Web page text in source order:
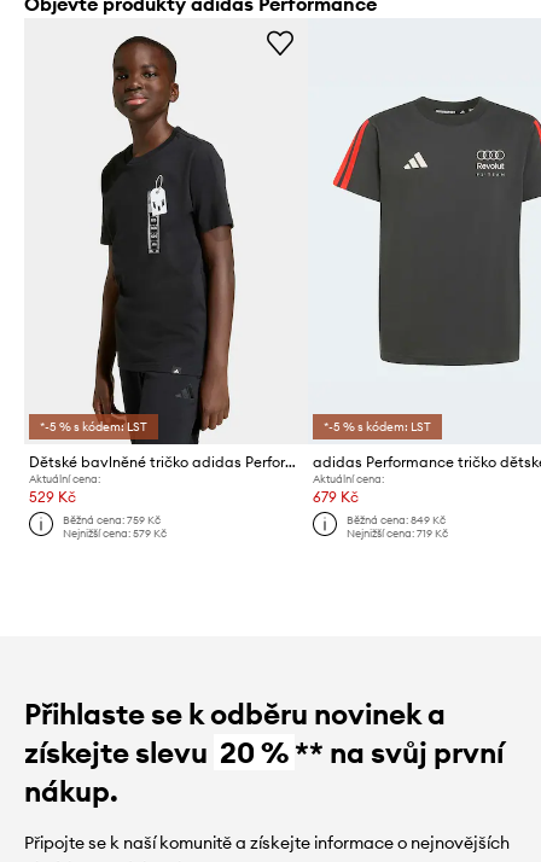
*-5 % s kódem: LST
Dětské bavlněné tričko adidas Performance MESSI
Aktuální cena:
529 Kč
Běžná cena:759 Kč
Nejnižší cena:579 Kč
*-5 % s kódem: LST
Aktuální cena:
679 Kč
Běžná cena: 849 Kč
Nejnižší cena: 719 Kč
Přihlaste se k odběru novinek a
získejte slevu 20 %** na svůj první
nákup.
Připojte se k naší komunitě a získejte informace o nejnovějších